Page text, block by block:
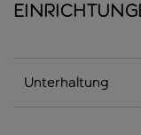
Unterhaltung